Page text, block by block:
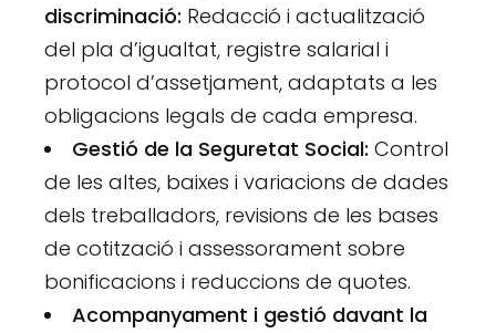
discriminació: Redacció i actualització
del pla d’igualtat, registre salarial i
protocol d’assetjament, adaptats a les
obligacions legals de cada empresa.
Gestió de la Seguretat Social:Control
de les altes, baixes i variacions de dades
dels treballadors, revisions de les bases
de cotització i assessorament sobre
bonificacions i reduccions de quotes.
Acompanyament i gestió davant la